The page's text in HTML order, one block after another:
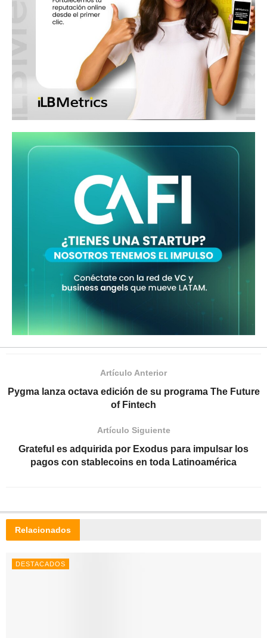
Artículo Anterior
Pygma lanza octava edición de su programa The Future
of Fintech
Artículo Siguiente
Grateful es adquirida por Exodus para impulsar los
pagos con stablecoins en toda Latinoamérica
Relacionados
DESTACADOS